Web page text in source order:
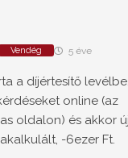
Vendég 5 éve
a díjértesítő
online (az
oldalon) és akkor
-6ezer Ft.